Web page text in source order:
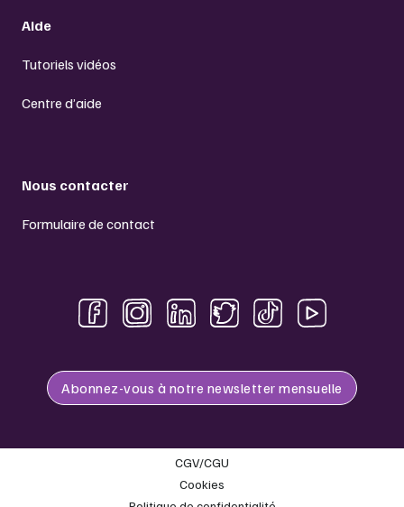
Aide
Tutoriels vidéos
Centre d’aide
Nous contacter
Formulaire de contact
Abonnez-vous à notre newsletter mensuelle
CGV/CGU
Cookies